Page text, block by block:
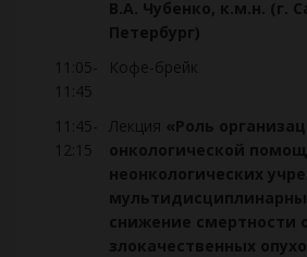
В.А. Чубенко, к.м.н. (г.
Петербург)
11:05-
11:45
Кофе-брейк
11:45-
12:15
Лекция «Роль
онкологической
неонкологических
снижение смертности
злокачественных